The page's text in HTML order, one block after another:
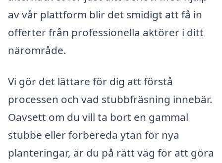
av vår plattform blir det smidigt att få in
offerter från professionella aktörer i ditt
närområde.
Vi gör det lättare för dig att förstå
processen och vad stubbfräsning innebär.
Oavsett om du vill ta bort en gammal
stubbe eller förbereda ytan för nya
planteringar, är du på rätt väg för att göra